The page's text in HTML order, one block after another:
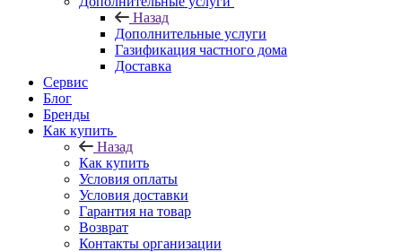
Назад
Дополнительные услуги
Газификация частного дома
Доставка
Сервис
Блог
Бренды
Как купить
Назад
Как купить
Условия оплаты
Условия доставки
Гарантия на товар
Возврат
Контакты организации